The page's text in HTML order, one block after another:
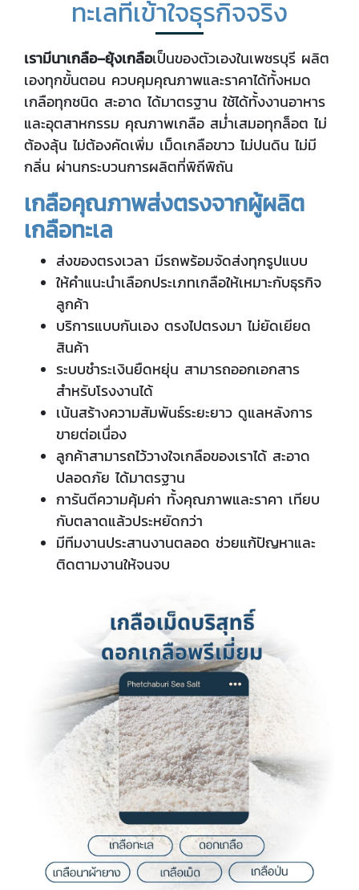
ทะเลที่เข้าใจธุรกิจจริง
เรามีนาเกลือ–ยุ้งเกลือเป็นของตัวเองในเพชรบุรี ผลิต
เองทุกขั้นตอน ควบคุมคุณภาพและราคาได้ทั้งหมด
เกลือทุกชนิด สะอาด ได้มาตรฐาน ใช้ได้ทั้งงานอาหาร
และอุตสาหกรรม คุณภาพเกลือ สม่ำเสมอทุกล็อต ไม่
ต้องลุ้น ไม่ต้องคัดเพิ่ม เม็ดเกลือขาว ไม่ปนดิน ไม่มี
กลิ่น ผ่านกระบวนการผลิตที่พิถีพิถัน
เกลือคุณภาพส่งตรงจากผู้ผลิต
เกลือทะเล
ส่งของตรงเวลา มีรถพร้อมจัดส่งทุกรูปแบบ
ให้คำแนะนำเลือกประเภทเกลือให้เหมาะกับธุรกิจ
ลูกค้า
บริการแบบกันเอง ตรงไปตรงมา ไม่ยัดเยียด
สินค้า
ระบบชำระเงินยืดหยุ่น สามารถออกเอกสาร
สำหรับโรงงานได้
เน้นสร้างความสัมพันธ์ระยะยาว ดูแลหลังการ
ขายต่อเนื่อง
ลูกค้าสามารถไว้วางใจเกลือของเราได้ สะอาด
ปลอดภัย ได้มาตรฐาน
การันตีความคุ้มค่า ทั้งคุณภาพและราคา เทียบ
กับตลาดแล้วประหยัดกว่า
มีทีมงานประสานงานตลอด ช่วยแก้ปัญหาและ
ติดตามงานให้จนจบ